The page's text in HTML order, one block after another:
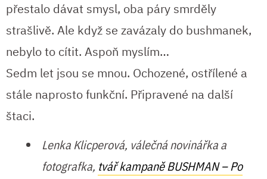
přestalo dávat smysl, oba páry smrděly
strašlivě. Ale když se zavázaly do bushmanek,
nebylo to cítit. Aspoň myslím…
Sedm let jsou se mnou. Ochozené, ostřílené a
stále naprosto funkční. Připravené na další
štaci.
Lenka Klicperová, válečná novinářka a
fotografka, tvář kampaně BUSHMAN – Po